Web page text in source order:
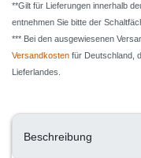
**Gilt für Lieferungen innerhalb
entnehmen Sie bitte der
*** Bei den ausgewiesenen
Versandkosten für Deutschland,
Lieferlandes.
Beschreibung